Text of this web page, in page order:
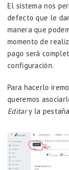
El sistema nos
defecto que le
manera que
momento de
pago será
configuración.
Para hacerlo
queremos
Editary la